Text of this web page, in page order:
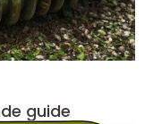
guide